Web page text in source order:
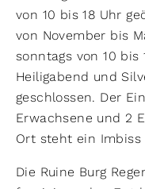
von 10 bis 18 Uhr
von November bis
sonntags von 10 bis
Heiligabend und
geschlossen. Der
Erwachsene und 2
Ort steht ein Imbiss
Die Ruine Burg